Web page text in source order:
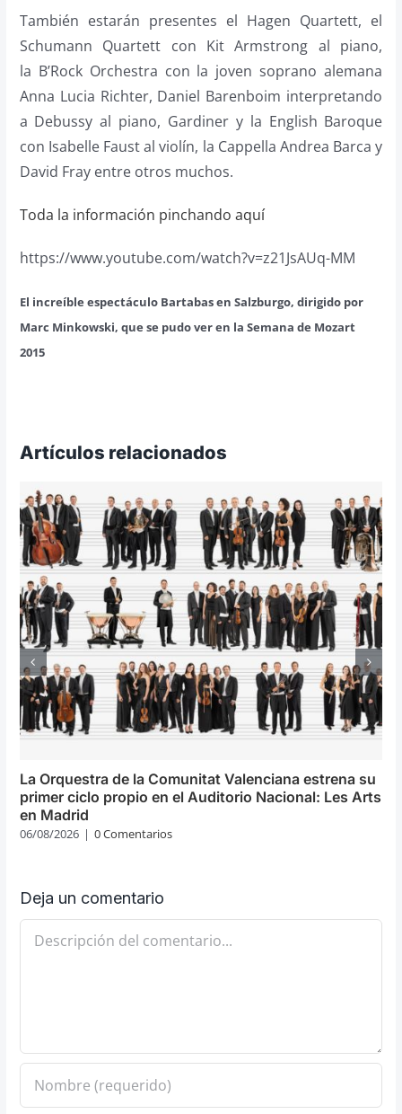
También estarán presentes el Hagen Quartett, el
Schumann Quartett con Kit Armstrong al piano,
la B’Rock Orchestra con la joven soprano alemana
Anna Lucia Richter, Daniel Barenboim interpretando
a Debussy al piano, Gardiner y la English Baroque
con Isabelle Faust al violín, la Cappella Andrea Barca y
David Fray entre otros muchos.
Toda la información pinchando aquí
https://www.youtube.com/watch?v=z21JsAUq-MM
El increíble espectáculo Bartabas en Salzburgo, dirigido por
Marc Minkowski, que se pudo ver en la Semana de Mozart
2015
Artículos relacionados
La Orquestra de la Comunitat Valenciana estrena su
primer ciclo propio en el Auditorio Nacional: Les Arts
en Madrid
06/08/2026 | 0 Comentarios
Deja un comentario
Comentario